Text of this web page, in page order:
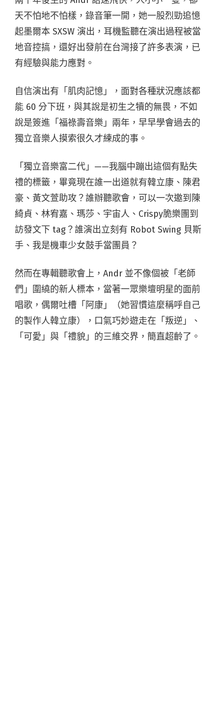
天不怕地不怕樣，錄音筆一開，她一股烈勁追憶
起墨爾本 SXSW 演出，耳機監聽在演出過程被當
地音控搞，還好出發前在台灣接了許多表演，已
有經驗與能力應對。
自信演出有「肌肉記憶」，面對各種狀況應該都
能 60 分下班，與其說是初生之犢的無畏，不如
說是簽進「福祿壽音樂」兩年，早早學會過去的
獨立音樂人摸索很久才練成的事。
「獨立音樂富二代」——我腦中蹦出這個有點失
禮的標籤，畢竟現在誰一出道就有韓立康、陳君
豪、黃文萱助攻？誰辦聽歌會，可以一次邀到陳
綺貞、林宥嘉、瑪莎、宇宙人、Crispy脆樂團到
訪發文下 tag？誰演出立刻有 Robot Swing 貝斯
手、我是機車少女鼓手當團員？
然而在專輯聽歌會上，Andr 並不像個被「老師
們」圍繞的新人標本，當著一眾樂壇明星的面前
唱歌，偶爾吐槽「阿康」（她習慣這麼稱呼自己
的製作人韓立康），口氣巧妙遊走在「叛逆」、
「可愛」與「禮貌」的三維交界，簡直超齡了。